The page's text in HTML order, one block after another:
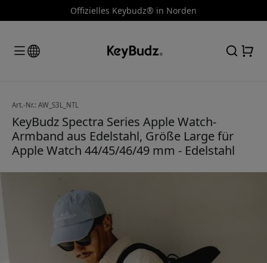
Offizielles Keybudz® in Norden
Art.-Nr.: AW_S3L_NTL
KeyBudz Spectra Series Apple Watch-
Armband aus Edelstahl, Größe Large für
Apple Watch 44/45/46/49 mm - Edelstahl